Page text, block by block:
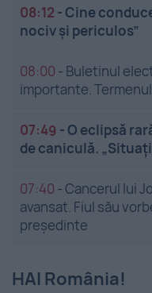
08:12 -Cine
nociv și periculos”
08:00 - Buletinul
importante.
07:49 -O eclipsă
de caniculă.
07:40 -Cancerul lui
avansat. Fiul său
președinte
HAI România!